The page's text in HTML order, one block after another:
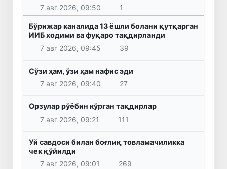
7 авг 2026, 09:50 1
Бўрижар каналида 13 ёшли болани қутқарган
ИИБ ходими ва фуқаро тақдирланди
7 авг 2026, 09:45
39
Сўзи ҳам, ўзи ҳам нафис эди
7 авг 2026, 09:40
27
Орзулар рўёбин кўрган тақдирлар
7 авг 2026, 09:21
111
Уй савдоси билан боғлиқ товламачиликка
чек қўйилди
7 авг 2026, 09:01
269